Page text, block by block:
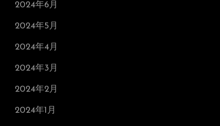
2024年6月
2024年5月
2024年4月
2024年3月
2024年2月
2024年1月